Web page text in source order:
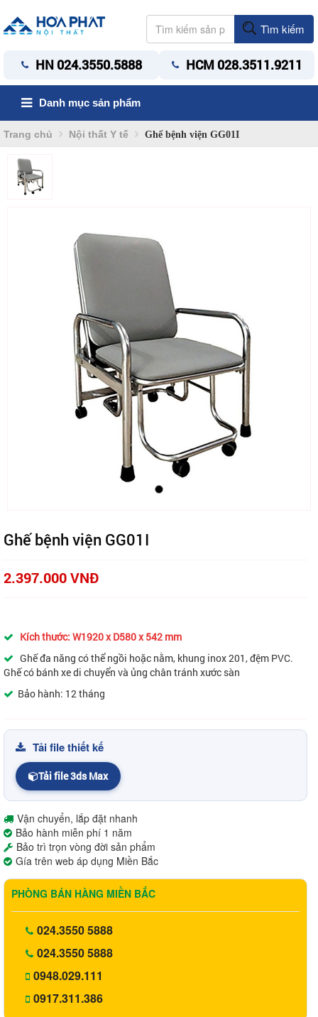
Tìm kiếm
HN 024.3550.5888 HCM 028.3511.9211
Danh mục sản phẩm
Trang chủ Nội thất Y tế Ghế bệnh viện GG01I
Ghế bệnh viện GG01I
2.397.000 VNĐ
Kích thước: W1920 x D580 x 542 mm
Ghế đa năng có thể ngồi hoặc nằm, khung inox 201, đệm PVC.
Ghế có bánh xe di chuyển và ủng chân tránh xước sàn
Bảo hành: 12 tháng
Tải file thiết kế
Tải file 3ds Max
Vận chuyển, lắp đặt nhanh
Bảo hành miễn phí 1 năm
Bảo trì trọn vòng đời sản phẩm
Gía trên web áp dụng Miền Bắc
PHÒNG BÁN HÀNG MIỀN BẮC
024.3550 5888
024.3550 5888
0948.029.111
0917.311.386